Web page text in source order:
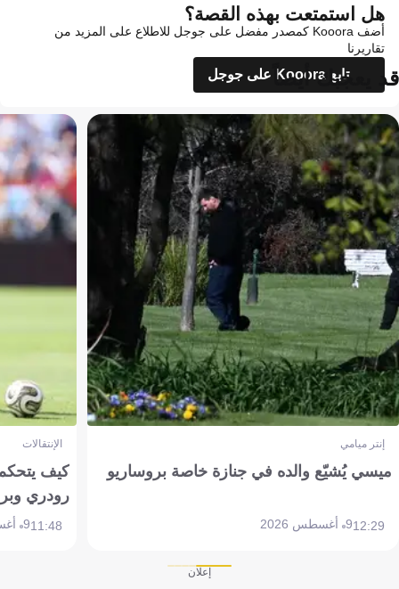
هل استمتعت بهذه القصة؟
أضف Kooora كمصدر مفضل على جوجل للاطلاع على المزيد من
تقاريرنا
تابع Kooora على جوجل
قد يعجبك أيضاً
إنتر ميامي
ميسي يُشيّع والده في جنازة خاصة بروساريو
12:299 أغسطس 2026
الإنتقالات
كيف
رودري
11:489 أغسطس 2026
إعلان